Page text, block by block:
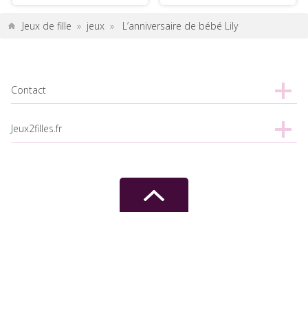
Jeux de fille » jeux » L’anniversaire de bébé Lily
Contact
Jeux2filles.fr